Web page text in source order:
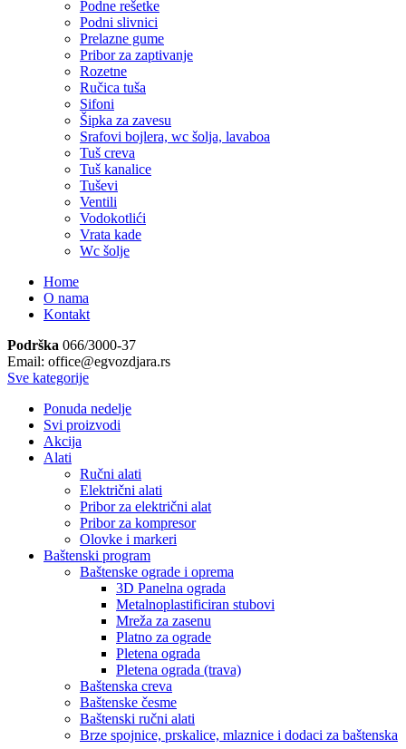
Podne rešetke
Podni slivnici
Prelazne gume
Pribor za zaptivanje
Rozetne
Ručica tuša
Sifoni
Šipka za zavesu
Srafovi bojlera, wc šolja, lavaboa
Tuš creva
Tuš kanalice
Tuševi
Ventili
Vodokotlići
Vrata kade
Wc šolje
Home
O nama
Kontakt
Podrška 066/3000-37
Email: office@egvozdjara.rs
Sve kategorije
Ponuda nedelje
Svi proizvodi
Akcija
Alati
Ručni alati
Električni alati
Pribor za električni alat
Pribor za kompresor
Olovke i markeri
Baštenski program
Baštenske ograde i oprema
3D Panelna ograda
Metalnoplastificiran stubovi
Mreža za zasenu
Platno za ograde
Pletena ograda
Pletena ograda (trava)
Baštenska creva
Baštenske česme
Baštenski ručni alati
Brze spojnice, prskalice, mlaznice i dodaci za baštenska